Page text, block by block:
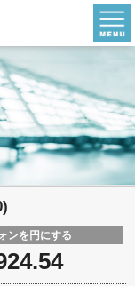
ンを円にする